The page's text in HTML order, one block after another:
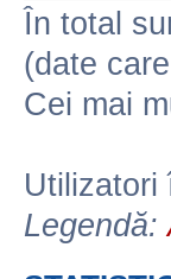
În total
(date
Cei mai
Utilizatori
Legendă: